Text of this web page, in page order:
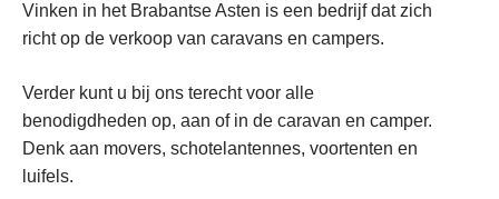
Vinken in het Brabantse Asten is een bedrijf dat zich
richt op de verkoop van caravans en campers.
Verder kunt u bij ons terecht voor alle
benodigdheden op, aan of in de caravan en camper.
Denk aan movers, schotelantennes, voortenten en
luifels.